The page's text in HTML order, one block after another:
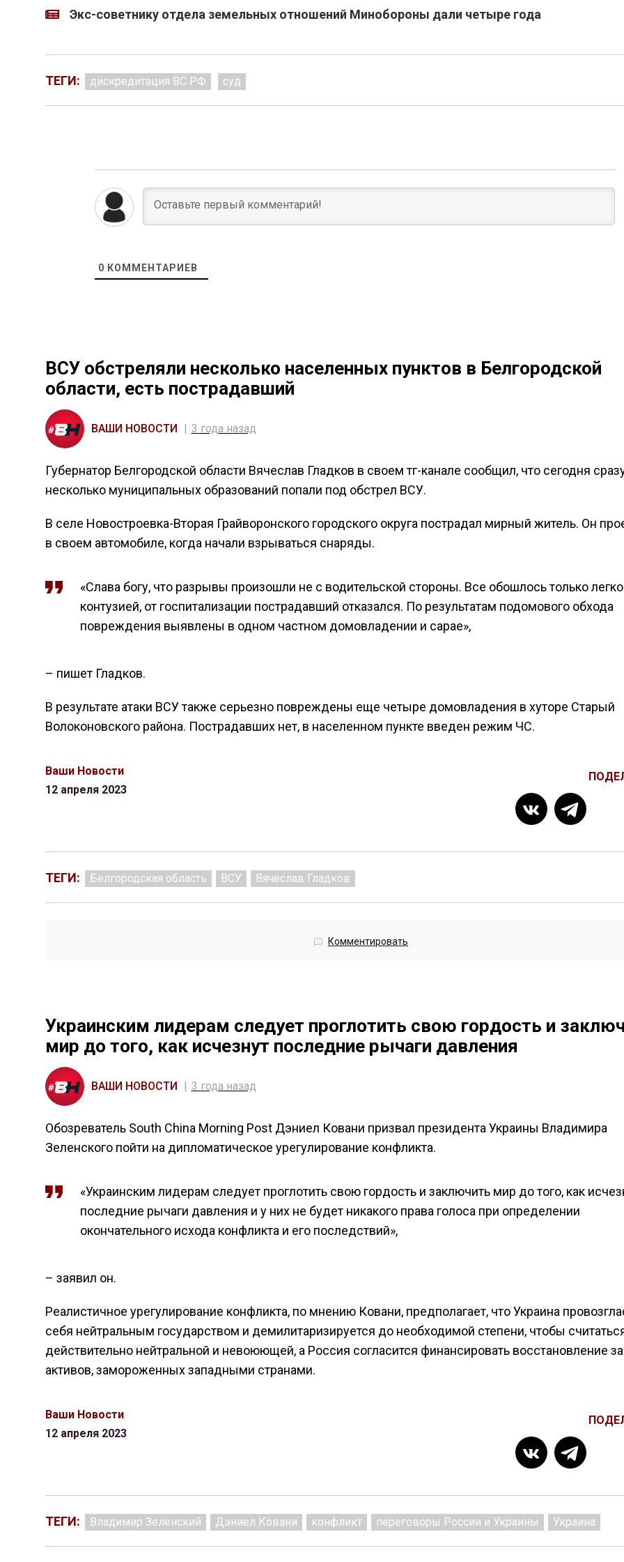
Экс-советнику отдела земельных отношений Минобороны дали четыре года
ТЕГИ: дискредитация ВС РФ суд
0 КОММЕНТАРИЕВ
ВСУ обстреляли несколько населенных пунктов в Белгородской
области, есть пострадавший
ВАШИ НОВОСТИ 3 года назад
Губернатор Белгородской области Вячеслав Гладков в своем тг-канале сообщил, что сегодня
несколько муниципальных образований попали под обстрел ВСУ.
В селе Новостроевка-Вторая Грайворонского городского округа пострадал мирный житель. Он
в своем автомобиле, когда начали взрываться снаряды.
«Слава богу, что разрывы произошли не с водительской стороны. Все обошлось только
контузией, от госпитализации пострадавший отказался. По результатам подомового обхода
повреждения выявлены в одном частном домовладении и сарае»,
– пишет Гладков.
В результате атаки ВСУ также серьезно повреждены еще четыре домовладения в хуторе Старый
Волоконовского района. Пострадавших нет, в населенном пункте введен режим ЧС.
Ваши Новости
12 апреля 2023
ТЕГИ: Белгородская область ВСУ Вячеслав Гладков
Комментировать
Украинским лидерам следует проглотить свою гордость и
мир до того, как исчезнут последние рычаги давления
ВАШИ НОВОСТИ 3 года назад
Обозреватель South China Morning Post Дэниел Ковани призвал президента Украины Владимира
Зеленского пойти на дипломатическое урегулирование конфликта.
«Украинским лидерам следует проглотить свою гордость и заключить мир до того, как
последние рычаги давления и у них не будет никакого права голоса при определении
окончательного исхода конфликта и его последствий»,
– заявил он.
Реалистичное урегулирование конфликта, по мнению Ковани, предполагает, что Украина
себя нейтральным государством и демилитаризируется до необходимой степени, чтобы
действительно нейтральной и невоюющей, а Россия согласится финансировать восстановление
активов, замороженных западными странами.
Ваши Новости
12 апреля 2023
ТЕГИ: Владимир Зеленский Дэниел Ковани конфликт переговоры России и Украины Украина